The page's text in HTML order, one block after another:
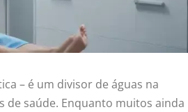
– é um divisor de águas na
de saúde. Enquanto muitos ainda